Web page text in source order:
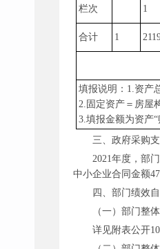
栏次 1
合计 1
填报说明： 1.资产
2.固定资产＝房屋
3.填报金额为资产“
三、政府采购
2021年度，部
中小企业合同金额
四、部门绩效
（一）部门整
详见附表公开